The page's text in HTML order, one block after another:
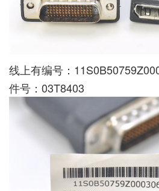
线上有编号：
件号：03T8403